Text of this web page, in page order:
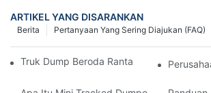
ARTIKEL YANG DISARANKAN
Pertanyaan Yang Sering Diajukan (FAQ)
Berita
Truk Dump Beroda Rantai Terbaik di